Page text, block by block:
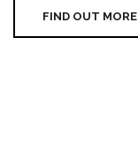
FIND OUT MORE